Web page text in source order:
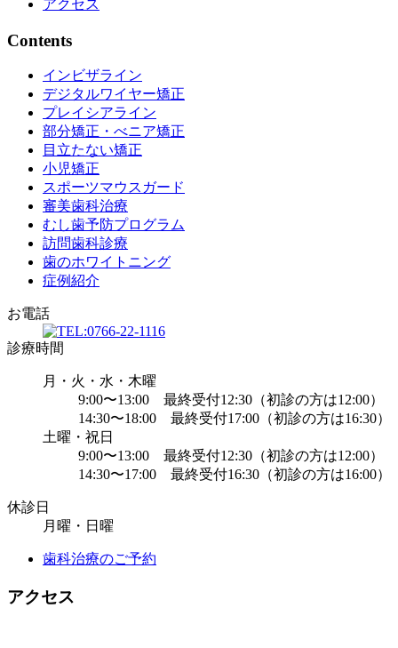
アクセス
Contents
インビザライン
デジタルワイヤー矯正
プレイシアライン
部分矯正・べニア矯正
目立たない矯正
小児矯正
スポーツマウスガード
審美歯科治療
むし歯予防プログラム
訪問歯科診療
歯のホワイトニング
症例紹介
お電話
診療時間
月・火・水・木曜
9:00〜13:00 最終受付12:30（初診の方は12:00）
14:30〜18:00 最終受付17:00（初診の方は16:30）
土曜・祝日
9:00〜13:00 最終受付12:30（初診の方は12:00）
14:30〜17:00 最終受付16:30（初診の方は16:00）
休診日
月曜・日曜
歯科治療のご予約
アクセス